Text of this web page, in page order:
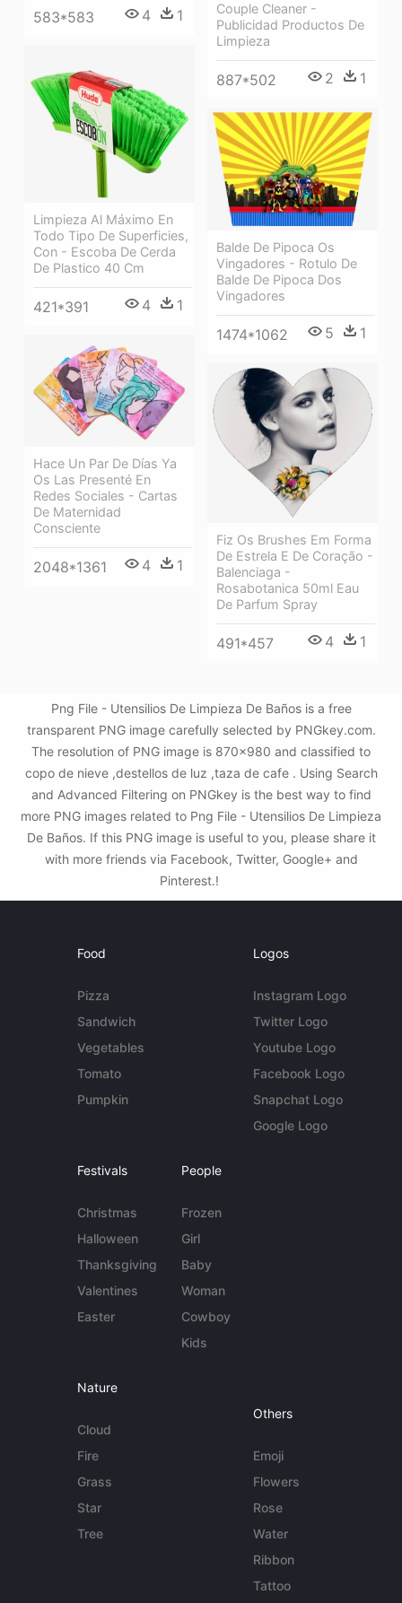
583*583 4 1
Couple Cleaner -
Publicidad Productos De
Limpieza
887*502 2 1
Limpieza Al Máximo En
Todo Tipo De Superficies,
Con - Escoba De Cerda
De Plastico 40 Cm
421*391 4 1
Balde De Pipoca Os
Vingadores - Rotulo De
Balde De Pipoca Dos
Vingadores
1474*1062 5 1
Hace Un Par De Días Ya
Os Las Presenté En
Redes Sociales - Cartas
De Maternidad
Consciente
2048*1361 4 1
Fiz Os Brushes Em Forma
De Estrela E De Coração -
Balenciaga -
Rosabotanica 50ml Eau
De Parfum Spray
491*457 4 1
Png File - Utensilios De Limpieza De Baños is a free
transparent PNG image carefully selected by PNGkey.com.
The resolution of PNG image is 870x980 and classified to
copo de nieve ,destellos de luz ,taza de cafe . Using Search
and Advanced Filtering on PNGkey is the best way to find
more PNG images related to Png File - Utensilios De Limpieza
De Baños. If this PNG image is useful to you, please share it
with more friends via Facebook, Twitter, Google+ and
Pinterest.!
Food
Pizza
Sandwich
Vegetables
Tomato
Pumpkin
Logos
Instagram Logo
Twitter Logo
Youtube Logo
Facebook Logo
Snapchat Logo
Google Logo
Festivals
Christmas
Halloween
Thanksgiving
Valentines
Easter
People
Frozen
Girl
Baby
Woman
Cowboy
Kids
Nature
Cloud
Fire
Grass
Star
Tree
Others
Emoji
Flowers
Rose
Water
Ribbon
Tattoo